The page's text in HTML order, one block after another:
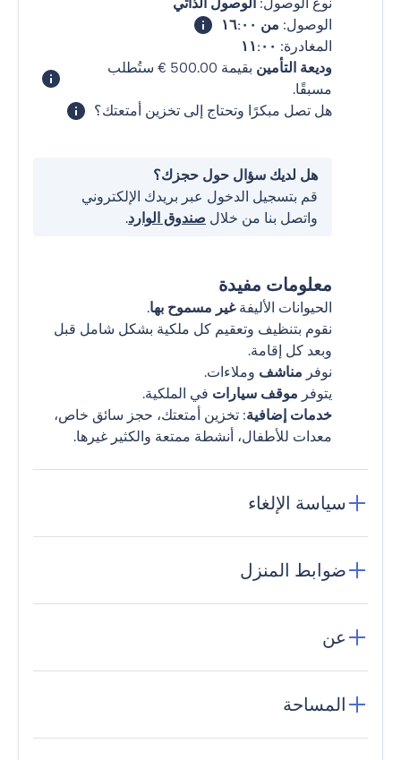
الوصول: من ١٦:٠٠
المغادرة: ١١:٠٠
وديعة التأمين
بقيمة ‏500.00 € ستُطلب
مسبقًا.
هل تصل مبكرًا وتحتاج إلى تخزين أمتعتك؟
هل لديك سؤال حول حجزك؟
قم بتسجيل الدخول عبر بريدك الإلكتروني
واتصل بنا من خلال صندوق الوارد.
معلومات مفيدة
الحيوانات الأليفةغير مسموح بها.
نقوم بتنظيف وتعقيم كل ملكية بشكل شامل قبل
وبعد كل إقامة.
نوفر مناشف وملاءات.
يتوفر موقف سيارات في الملكية.
خدمات إضافية: تخزين أمتعتك، حجز سائق خاص،
معدات للأطفال، أنشطة ممتعة والكثير غيرها.
سياسة الإلغاء
ضوابط المنزل
عن
المساحة